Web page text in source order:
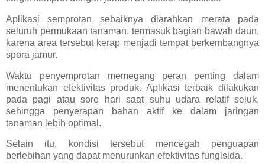
Aplikasi semprotan sebaiknya diarahkan merata pada
seluruh permukaan tanaman, termasuk bagian bawah daun,
karena area tersebut kerap menjadi tempat berkembangnya
spora jamur.
Waktu penyemprotan memegang peran penting dalam
menentukan efektivitas produk. Aplikasi terbaik dilakukan
pada pagi atau sore hari saat suhu udara relatif sejuk,
sehingga penyerapan bahan aktif ke dalam jaringan
tanaman lebih optimal.
Selain itu, kondisi tersebut mencegah penguapan
berlebihan yang dapat menurunkan efektivitas fungisida.